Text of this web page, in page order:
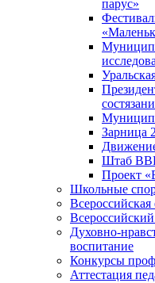
парус»
Зарница
Штаб
Проект
Школьные
Духовно-
воспитание
Конкурсы
Аттестация